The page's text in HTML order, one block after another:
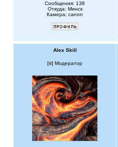
Сообщения: 138
Откуда: Минск
Камера: canon
Alex Skill
[ ] Модератор